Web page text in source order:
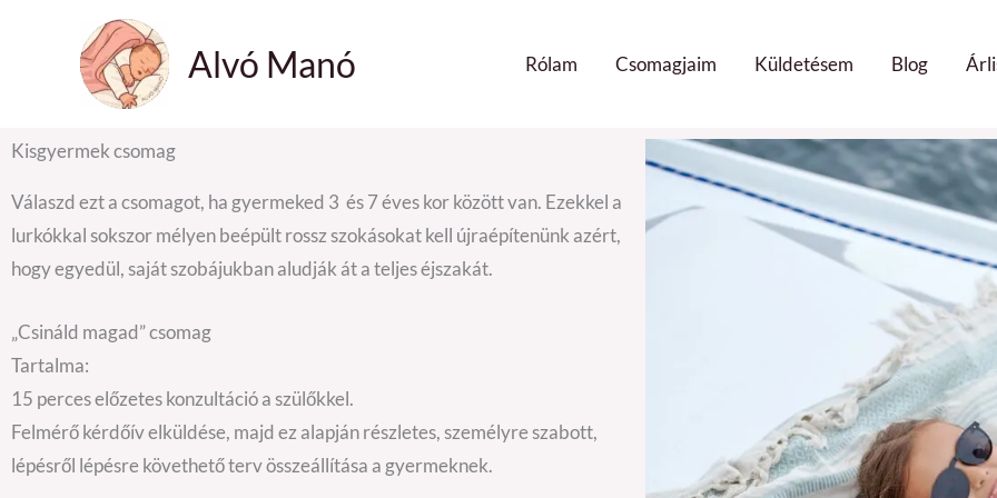
Alvó Manó Rólam Csomagjaim Küldetésem Blog
Kisgyermek csomag
Válaszd ezt a csomagot, ha gyermeked 3 és 7 éves kor között van. Ezekkel a
lurkókkal sokszor mélyen beépült rossz szokásokat kell újraépítenünk azért,
hogy egyedül, saját szobájukban aludják át a teljes éjszakát.
„Csináld magad” csomag
Tartalma:
15 perces előzetes konzultáció a szülőkkel.
Felmérő kérdőív elküldése, majd ez alapján részletes, személyre szabott,
lépésről lépésre követhető terv összeállítása a gyermeknek.